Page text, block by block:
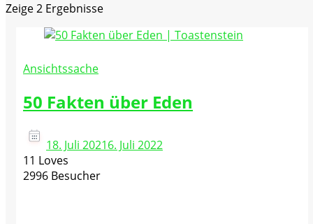
Zeige2 Ergebnisse
Ansichtssache
50 Fakten über Eden
18. Juli 20216. Juli 2022
11 Loves
2996 Besucher